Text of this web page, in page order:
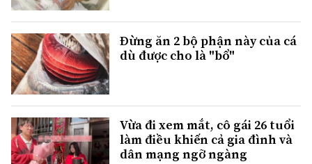
Đừng ăn 2 bộ phận này của cá
dù được cho là "bổ"
Vừa đi xem mắt, cô gái 26 tuổi
làm điều khiến cả gia đình và
dân mạng ngỡ ngàng